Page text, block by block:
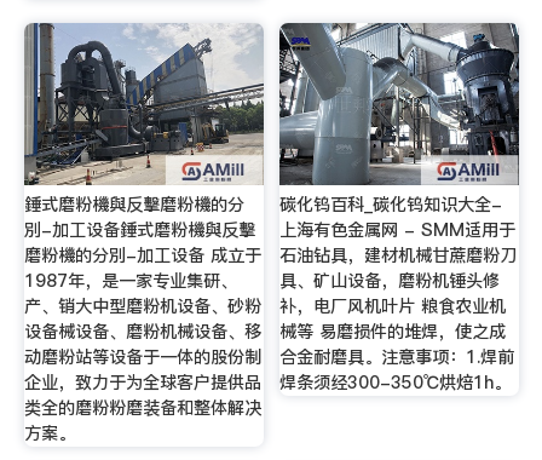
錘式磨粉機與反擊磨粉機的分
別-加工设备錘式磨粉機與反擊
磨粉機的分別-加工设备 成立于
1987年，是一家专业集研、
产、销大中型磨粉机设备、砂粉
设备械设备、磨粉机械设备、移
动磨粉站等设备于一体的股份制
企业，致力于为全球客户提供品
类全的磨粉粉磨装备和整体解决
方案。
碳化钨百科_碳化钨知识大全-
上海有色金属网 - SMM适用于
石油钻具，建材机械甘蔗磨粉刀
具、矿山设备，磨粉机锤头修
补，电厂风机叶片 粮食农业机
械等 易磨损件的堆焊，使之成
合金耐磨具。注意事项：1.焊前
焊条须经300-350℃烘焙1h。